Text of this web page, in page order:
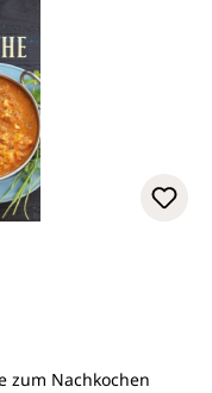
von 5 Sternen
zum Nachkochen